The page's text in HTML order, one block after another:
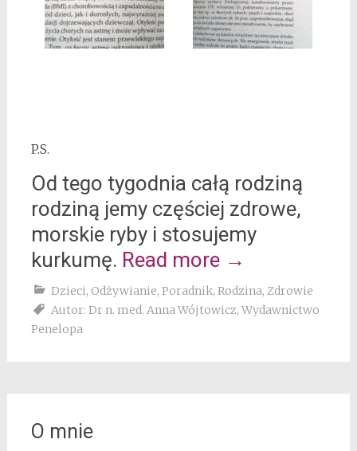
P.S.
Od tego tygodnia całą rodziną
rodziną jemy częściej zdrowe,
morskie ryby i stosujemy
kurkumę. Read more →
Dzieci, Odżywianie, Poradnik, Rodzina, Zdrowie
Autor: Dr n. med. Anna Wójtowicz, Wydawnictwo
Penelopa
O mnie